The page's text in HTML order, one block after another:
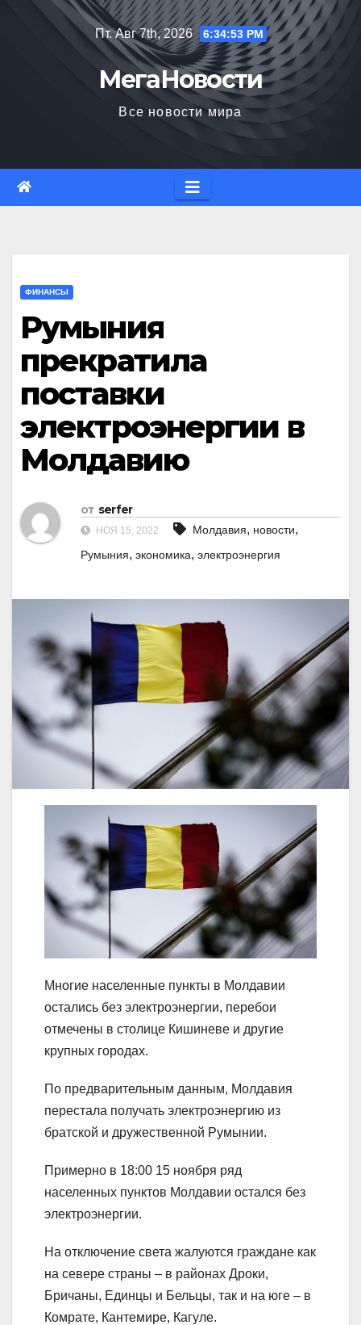
Пт. Авг 7th, 2026 6:34:54 PM
МегаНовости
Все новости мира
ФИНАНСЫ
Румыния
прекратила
поставки
электроэнергии в
Молдавию
от serfer
НОЯ 15, 2022 Молдавия, новости,
Румыния, экономика, электроэнергия
Многие населенные пункты в Молдавии
остались без электроэнергии, перебои
отмечены в столице Кишиневе и другие
крупных городах.
По предварительным данным, Молдавия
перестала получать электроэнергию из
братской и дружественной Румынии.
Примерно в 18:00 15 ноября ряд
населенных пунктов Молдавии остался без
электроэнергии.
На отключение света жалуются граждане как
на севере страны – в районах Дроки,
Бричаны, Единцы и Бельцы, так и на юге – в
Комрате, Кантемире, Кагуле.